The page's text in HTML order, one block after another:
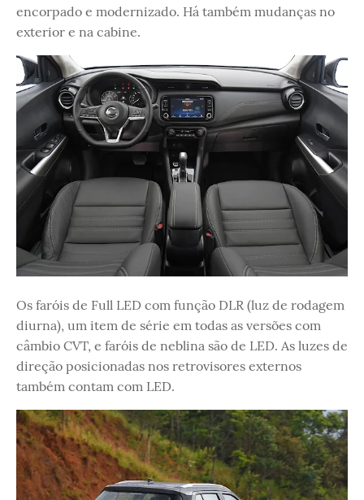
encorpado e modernizado. Há também mudanças no
exterior e na cabine.
Os faróis de Full LED com função DLR (luz de rodagem
diurna), um item de série em todas as versões com
câmbio CVT, e faróis de neblina são de LED. As luzes de
direção posicionadas nos retrovisores externos
também contam com LED.